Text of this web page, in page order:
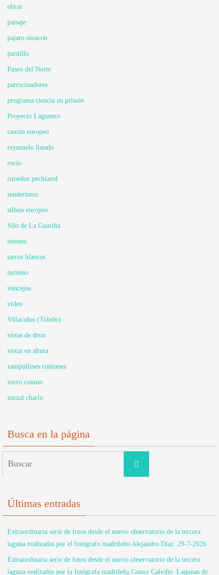
obras
paisaje
pajaro moscon
pardillo
Paseo del Norte
patrocinadores
programa ciencia en prisión
Proyecto Lagunero
rascón europeo
reyezuelo listado
rocío
ruiseñor pechiazul
senderismo
silbón europeo
Silo de La Guardia
sisones
tarros blancos
turismo
vencejos
video
Villacañas (Toledo)
vistas de dron
vistas en altura
zampullines comunes
zorro común
zorzal charlo
Busca en la página
Buscar
Últimas entradas
Extraordinaria serie de fotos desde el nuevo observatorio de la tercera
laguna realizadas por el fotógrafo madrileño Alejandro Díaz. 29-7-2026
Extraordinaria serie de fotos desde el nuevo observatorio de la tercera
laguna realizadas por la fotógrafa madrileña Conxy Calviño. Lagunas de